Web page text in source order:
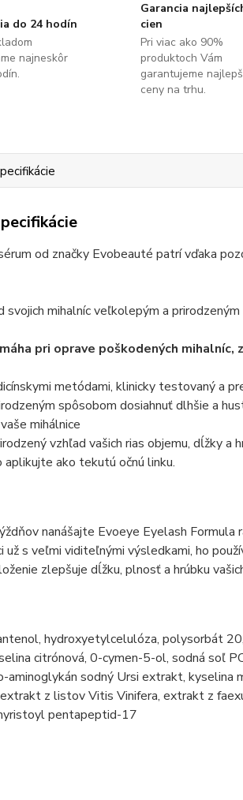
do 24 hodín
najneskôr
Garancia
cien
Pri viac ako 90%
produktoch Vám
garantujeme
ceny na trhu.
od značky Evobeauté patrí vďaka
svojich mihalníc veľkolepým a
pri oprave poškodených mihalníc,
metódami, klinicky testovaný a
spôsobom dosiahnuť dlhšie a
mihálnice
vzhľad vašich rias objemu, dĺžky a
aplikujte ako tekutú očnú linku.
nanášajte Evoeye Eyelash Formula
už s veľmi viditeľnými výsledkami, ho
zlepšuje dĺžku, plnosť a hrúbku
hydroxyetylcelulóza, polysorbát
citrónová, 0-cymen-5-ol, sodná soľ
aminoglykán sodný Ursi extrakt, kyselina
z listov Vitis Vinifera, extrakt z
pentapeptid-17